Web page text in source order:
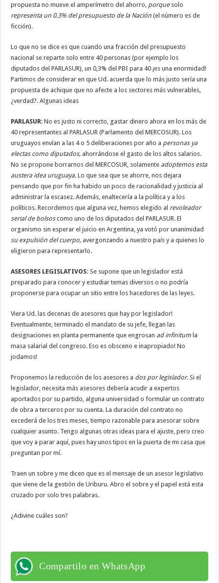
propuesta no mueve el amperímetro del ahorro, porque solo
representa un 0.3% del presupuesto de la Nación (el número es de
ficción).
Lo que no se dice es que cuando una fracción del presupuesto
nacional se reparte solo entre 40 personas (por ejemplo los
diputados del PARLASUR), un 0,3% del PBI para 40 ¡es una enormidad!
Partimos de considerar en que Ud. acuerda que lo más justo sería una
propuesta de achique que no afecte a los sectores más vulnerables,
¿verdad?. Algunas ideas
PARLASUR: No es justo ni correcto, gastar dinero ahora en los más de
40 representantes al PARLASUR (Parlamento del MERCOSUR). Los
uruguayos envían a las 4 o 5 deliberaciones por año a personas ya
electas como diputados, ahorrándose el gasto de los altos salarios.
No se propone borrarnos del MERCOSUR, solamente adoptemos esta
austera idea uruguaya. Lo que sea que se ahorre, nos dejara
pensando que por fin ha habido un poco de racionalidad y justicia al
administrar la escasez. Además, enaltecería a la política y a los
políticos. Recordemos que alguna vez, hemos elegido al revoleador
serial de bolsoscomo uno de los diputados del PARLASUR. El
organismo sin esperar el juicio en Argentina, ya votó por unanimidad
su expulsión del cuerpo, avergonzando a nuestro país y a quienes lo
eligieron para representarlo.
ASESORES LEGISLATIVOS:Se supone que un legislador está
preparado para conocer y estudiar temas diversos o no podría
proponerse para ocupar un sitio entre los hacedores de las leyes.
Viera Ud. las decenas de asesores que hay por legislador!
Eventualmente, terminado el mandato de su jefe, llegan las
designaciones en planta permanente que engrosan ad infinitumla
masa salarial del congreso. Eso es obsceno e inapropiado! No
jodamos!
Proponemos la reducción de los asesores a dos por legislador. Si el
legislador, necesita más asesores debería acudir a expertos
aportados por su partido, alguna universidad o formular un contrato
de obra a terceros por su cuenta. La duración del contrato no
excederá de los tres meses, tiempo razonable para asesorar sobre
cualquier asunto. Tengo algunas otras ideas para el ajuste, pero creo
que voy a parar aquí, pues hay unos tipos en la puerta de mi casa que
preguntan por mí.
Traen un sobre y me dicen que es el mensaje de un asesor legislativo
que viene de la gestión de Uriburu. Abro el sobre y el papel está esta
cruzado por solo tres palabras.
¿Adivine cuáles son?
Compartilo en WhatsApp